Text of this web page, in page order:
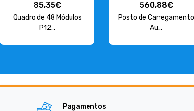
85,35€
Quadro de 48 Módulos
P12...
560,88€
Posto de Carregamento
Au...
Pagamentos